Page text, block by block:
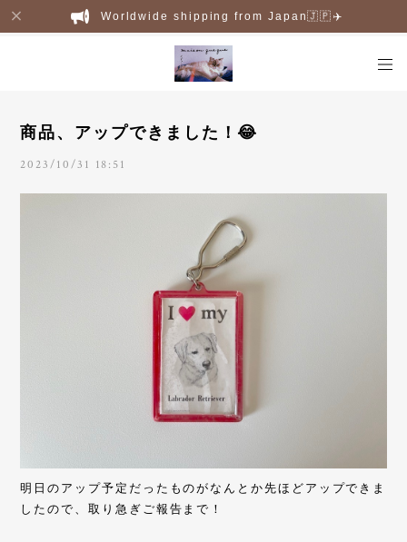
Worldwide shipping from Japan🇯🇵✈️
商品、アップできました！😂
2023/10/31 18:51
明日のアップ予定だったものがなんとか先ほどアップできま
したので、取り急ぎご報告まで！